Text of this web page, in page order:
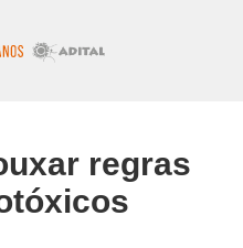
regras